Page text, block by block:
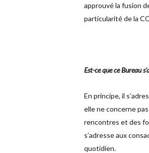
approuvé la fusion
particularité de la
Est-ce que ce Bureau
En principe, il
elle ne concerne
rencontres et des
s’adresse aux
quotidien.